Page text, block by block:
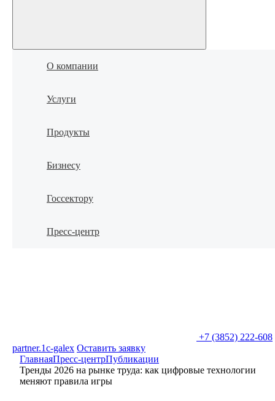
О компании
Услуги
Продукты
Бизнесу
Госсектору
Пресс-центр
+7 (3852) 222-608
partner.1c-galex Оставить заявку
ГлавнаяПресс-центрПубликации
Тренды 2026 на рынке труда: как цифровые технологии
меняют правила игры